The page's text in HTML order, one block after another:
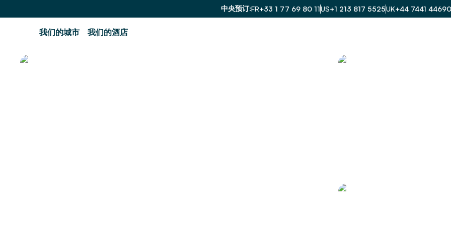
中央预订 FR+33 1 77 69 80 11US+1 213 817 5525UK+44 7441
我们的城市 我们的酒店